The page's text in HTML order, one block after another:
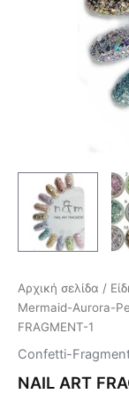
Αρχική σελίδα /
Mermaid-Aurora-
FRAGMENT-1
Confetti-
NAIL ART